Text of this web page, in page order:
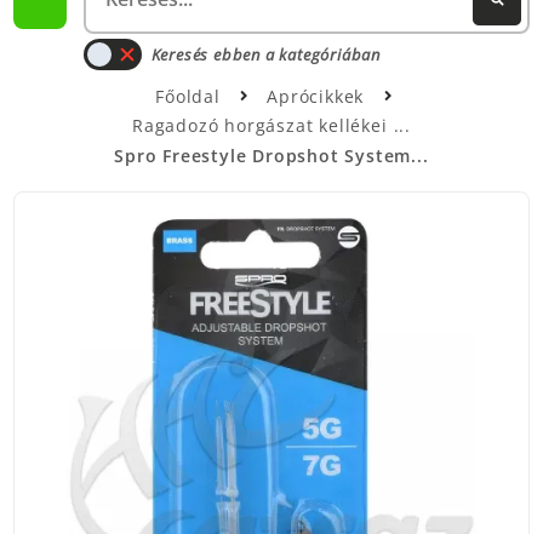
Keresés ebben a kategóriában
Főoldal
Aprócikkek
Ragadozó horgászat kellékei
Spro Freestyle Dropshot System...